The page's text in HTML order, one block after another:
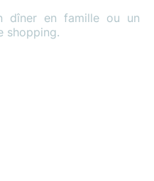
dîner en famille ou un
shopping.